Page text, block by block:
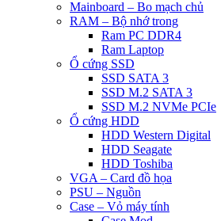
Mainboard – Bo mạch chủ
RAM – Bộ nhớ trong
Ram PC DDR4
Ram Laptop
Ổ cứng SSD
SSD SATA 3
SSD M.2 SATA 3
SSD M.2 NVMe PCIe
Ổ cứng HDD
HDD Western Digital
HDD Seagate
HDD Toshiba
VGA – Card đồ họa
PSU – Nguồn
Case – Vỏ máy tính